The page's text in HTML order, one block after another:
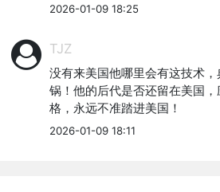
2026-01-09 18:25
TJZ
没有来美国他哪里会有这技术
锅！他的后代是否还留在美国
格，永远不准踏进美国！
2026-01-09 18:11